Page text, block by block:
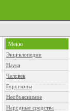
Меню
Энциклопедии
Наука
Человек
Гороскопы
Необъяснимое
Народные средства